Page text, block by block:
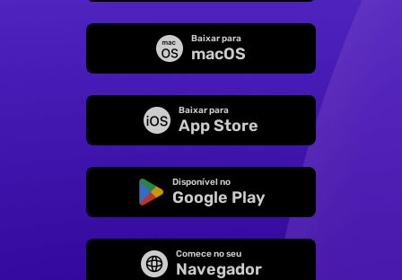
Baixar para
macOS
Baixar para
App Store
Disponível no
Google Play
Comece no seu
Navegador